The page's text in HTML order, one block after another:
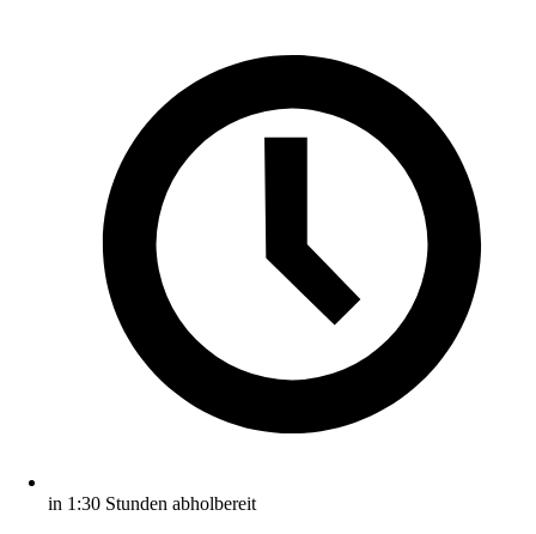
in 1:30 Stunden abholbereit